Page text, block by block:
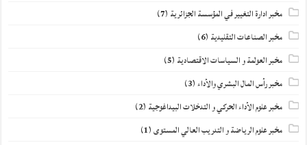
مخبر ادارة التغيير في المؤسسة الجزائرية (7)
مخبر الصناعات التقليدية (6)
مخبر العولمة و السياسات الاقتصادية (5)
مخبر رأس المال البشري والأداء(3)
مخبر علوم الأداء الحركي و التدخلات البيداغوجية (2)
مخبر علوم الرياضة و التدريب العالي المستوى(1)